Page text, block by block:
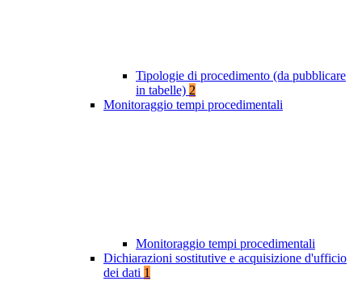
Tipologie di procedimento (da pubblicare
in tabelle) 2
Monitoraggio tempi procedimentali
Monitoraggio tempi procedimentali
Dichiarazioni sostitutive e acquisizione d'ufficio
dei dati 1